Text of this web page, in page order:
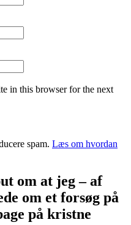
in this browser for the next
spam. Læs om hvordan
om at jeg – af
om et forsøg på
på kristne